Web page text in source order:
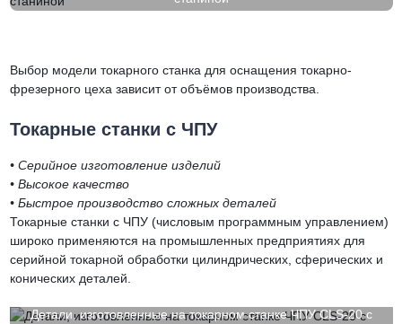
Выбор модели токарного станка для оснащения токарно-
фрезерного цеха зависит от объёмов производства.
Токарные станки с ЧПУ
• Серийное изготовление изделий
• Высокое качество
• Быстрое производство сложных деталей
Токарные станки с ЧПУ (числовым программным управлением)
широко применяются на промышленных предприятиях для
серийной токарной обработки цилиндрических, сферических и
конических деталей.
Детали, изготовленные на токарном станке ЧПУ CLS-20 с